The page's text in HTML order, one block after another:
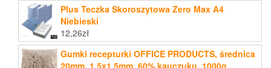
Plus Teczka Skoroszytowa Zero Max A4
Niebieski
12,26zł
Gumki recepturki OFFICE PRODUCTS, średnica